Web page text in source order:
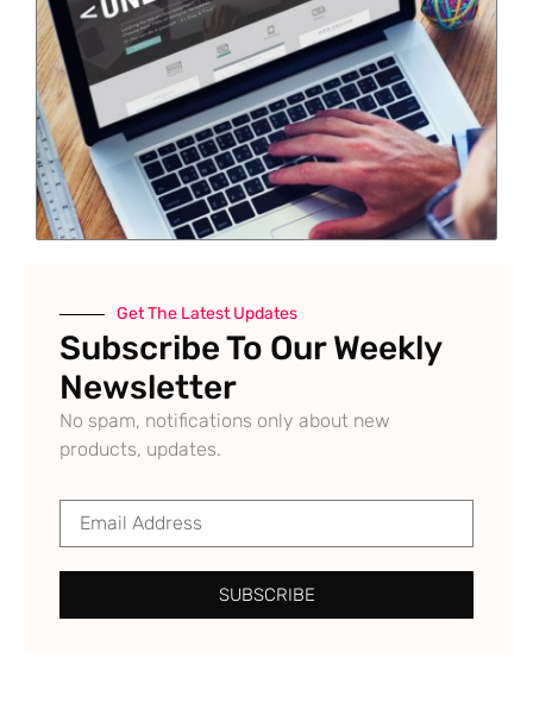
Get The Latest Updates
Subscribe To Our Weekly
Newsletter
No spam, notifications only about new
products, updates.
SUBSCRIBE